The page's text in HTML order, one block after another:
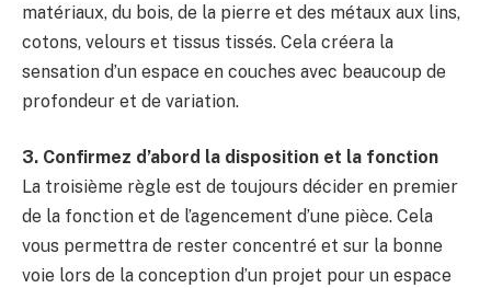
matériaux, du bois, de la pierre et des métaux aux lins,
cotons, velours et tissus tissés. Cela créera la
sensation d’un espace en couches avec beaucoup de
profondeur et de variation.
3. Confirmez d’abord la disposition et la fonction
La troisième règle est de toujours décider en premier
de la fonction et de l’agencement d’une pièce. Cela
vous permettra de rester concentré et sur la bonne
voie lors de la conception d’un projet pour un espace